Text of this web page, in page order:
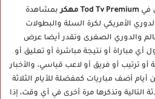
في
بمشاهدة
الأمريكي لكرة السلة والبطولات
والدوري الصغرى وتقدر أيضا عرض
أي مباراة أو نتيجة مباشرة أو تعليق أو
ترتيب أو فريق أو لاعب قياسي، والأخبار
أضف مباريات كمفضلة للأيام الثلاثة
التالية وتذكرها مرة أخرى في أي وقت، إذا